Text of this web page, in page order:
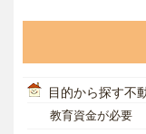
目的から探す不
教育資金が必要